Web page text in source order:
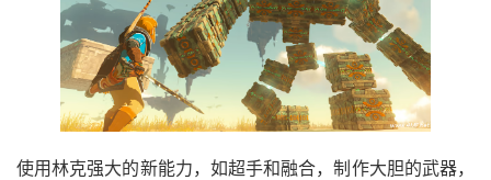
使用林克强大的新能力，如超手和融合，制作大胆的武器，